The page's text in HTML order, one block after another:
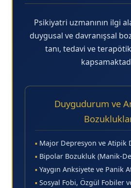
Psikiyatri uzmanının ilgi
duygusal ve davranışsal
tanı, tedavi ve
Duygudurum ve
▪ Major Depresyon ve Atipik
▪ Bipolar Bozukluk (Manik-
▪ Yaygın Anksiyete ve Panik
▪ Sosyal Fobi, Özgül Fobiler ve